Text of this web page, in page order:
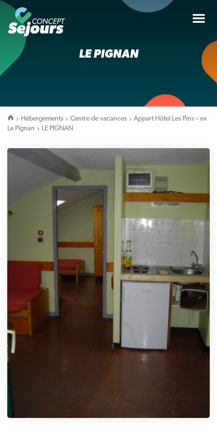
LE PIGNAN
Hébergements Centre de vacances
Appart Hôtel Les Pins – ex
Le Pignan
LE PIGNAN